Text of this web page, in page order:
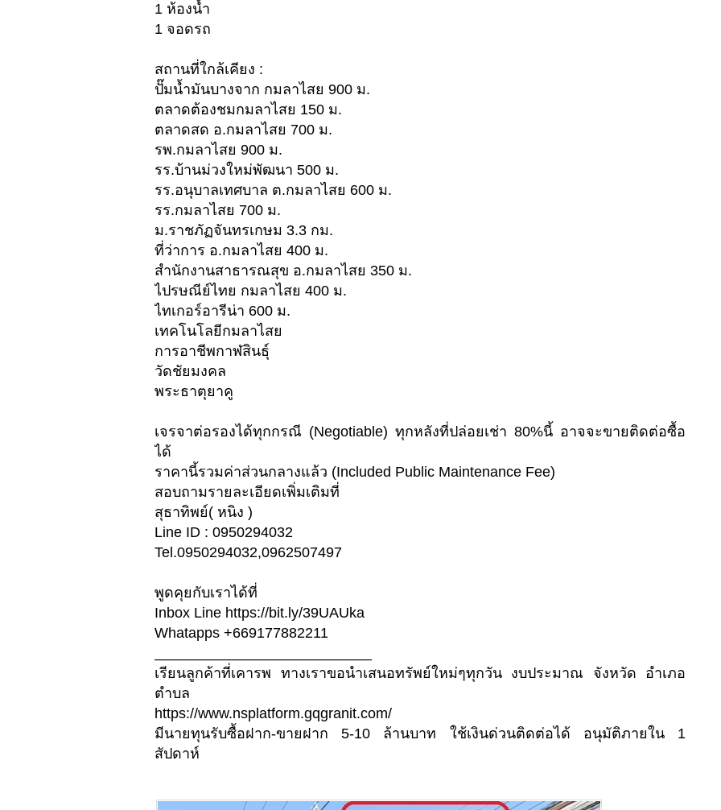
1 ห้องน้ำ
1 จอดรถ
สถานที่ใกล้เคียง :
ปั๊มน้ำมันบางจาก กมลาไสย 900 ม.
ตลาดต้องชมกมลาไสย 150 ม.
ตลาดสด อ.กมลาไสย 700 ม.
รพ.กมลาไสย 900 ม.
รร.บ้านม่วงใหม่พัฒนา 500 ม.
รร.อนุบาลเทศบาล ต.กมลาไสย 600 ม.
รร.กมลาไสย 700 ม.
ม.ราชภัฏจันทรเกษม 3.3 กม.
ที่ว่าการ อ.กมลาไสย 400 ม.
สำนักงานสาธารณสุข อ.กมลาไสย 350 ม.
ไปรษณีย์ไทย กมลาไสย 400 ม.
ไทเกอร์อารีน่า 600 ม.
เทคโนโลยีกมลาไสย
การอาชีพกาฬสินธุ์
วัดชัยมงคล
พระธาตุยาคู
เจรจาต่อรองได้ทุกกรณี (Negotiable) ทุกหลังที่ปล่อยเช่า 80%นี้ อาจจะขายติดต่อซื้อ
ได้
ราคานี้รวมค่าส่วนกลางแล้ว (Included Public Maintenance Fee)
สอบถามรายละเอียดเพิ่มเติมที่
สุธาทิพย์( หนิง )
Line ID : 0950294032
Tel.0950294032,0962507497
พูดคุยกับเราได้ที่
Inbox Line https://bit.ly/39UAUka
Whatapps +669177882211
เรียนลูกค้าที่เคารพ ทางเราขอนำเสนอทรัพย์ใหม่ๆทุกวัน งบประมาณ จังหวัด อำเภอ
ตำบล
https://www.nsplatform.gqgranit.com/
มีนายทุนรับซื้อฝาก-ขายฝาก 5-10 ล้านบาท ใช้เงินด่วนติดต่อได้ อนุมัติภายใน 1
สัปดาห์